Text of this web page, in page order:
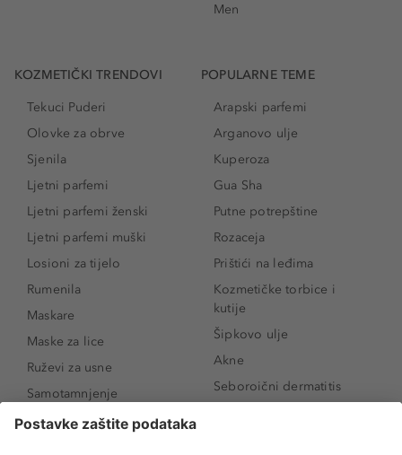
Men
KOZMETIČKI TRENDOVI
Tekuci Puderi
Olovke za obrve
Sjenila
Ljetni parfemi
Ljetni parfemi ženski
Ljetni parfemi muški
Losioni za tijelo
Rumenila
Maskare
Maske za lice
Ruževi za usne
Samotamnjenje
Puderi
POPULARNE TEME
Arapski parfemi
Arganovo ulje
Kuperoza
Gua Sha
Putne potrepštine
Rozaceja
Prištići na leđima
Kozmetičke torbice i
kutije
Šipkovo ulje
Akne
Seboroični dermatitis